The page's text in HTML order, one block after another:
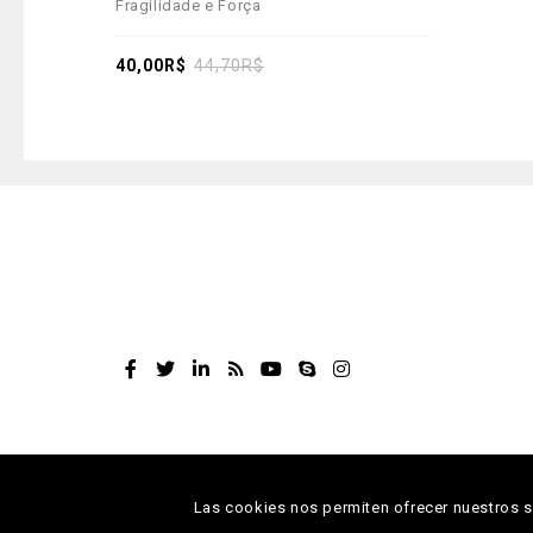
5
Fragilidade e Força
44,70R$
40,00R$
Las cookies nos permiten ofrecer nuestros